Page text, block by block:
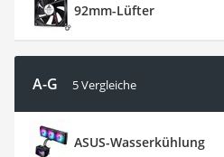
92mm-Lüfter
A-G 5 Vergleiche
ASUS-Wasserkühlung